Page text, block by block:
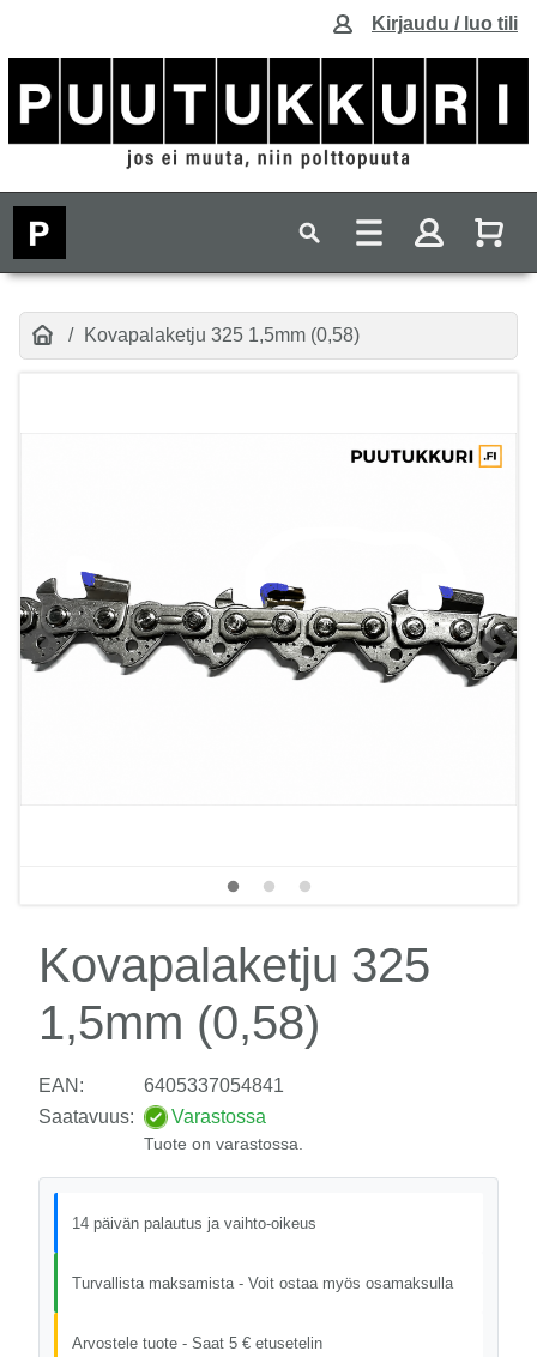
Kirjaudu / luo tili
Kovapalaketju 325 1,5mm (0,58)
Kovapalaketju 325
1,5mm (0,58)
EAN:
6405337054841
Saatavuus:
Varastossa
Tuote on varastossa.
14 päivän palautus ja vaihto-oikeus
Turvallista maksamista - Voit ostaa myös osamaksulla
Arvostele tuote - Saat 5 € etusetelin